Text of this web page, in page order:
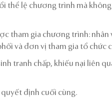
thể lệ chương trình mà
tham gia chương trình: nhân
và đơn vị tham gia tổ chức
tranh chấp, khiếu nại liên
định cuối cùng.